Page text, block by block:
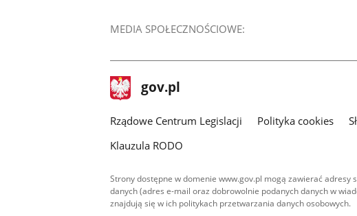
MEDIA SPOŁECZNOŚCIOWE:
stopka
gov.pl Strona
gov.pl
Rządowe Centrum Legislacji Polityka cookies
Klauzula RODO
Strony dostępne w domenie www.gov.pl mogą zawierać
danych (adres e-mail oraz dobrowolnie podanych danych w
znajdują się w ich politykach przetwarzania danych osobowych.